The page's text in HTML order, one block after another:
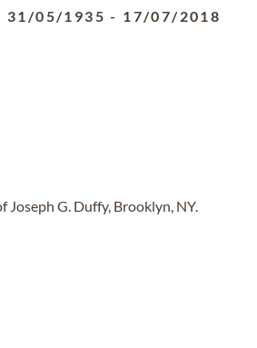
31/05/1935 - 17/07/2018
G. Duffy, Brooklyn, NY.